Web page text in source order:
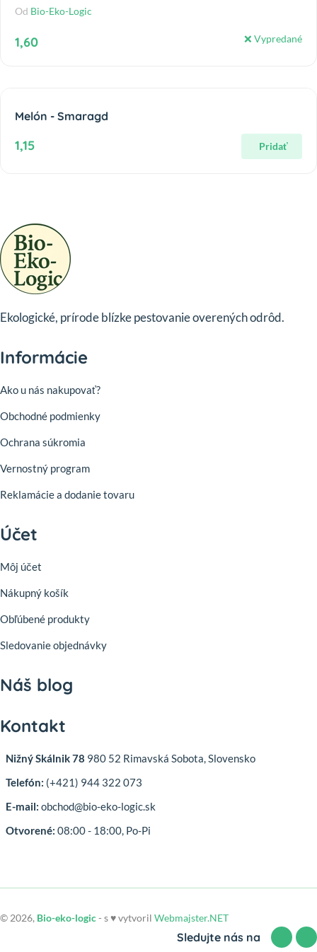
Od Bio-Eko-Logic
1,60 ❌ Vypredané
Melón - Smaragd
1,15 Pridať
Ekologické, prírode blízke pestovanie overených odrôd.
Informácie
Ako u nás nakupovať?
Obchodné podmienky
Ochrana súkromia
Vernostný program
Reklamácie a dodanie tovaru
Účet
Môj účet
Nákupný košík
Obľúbené produkty
Sledovanie objednávky
Náš blog
Kontakt
Nižný Skálnik 78 980 52 Rimavská Sobota, Slovensko
Telefón: (+421) 944 322 073
E-mail: obchod@bio-eko-logic.sk
Otvorené: 08:00 - 18:00, Po-Pi
© 2026, Bio-eko-logic- s ♥ vytvoril Webmajster.NET
Sledujte nás na